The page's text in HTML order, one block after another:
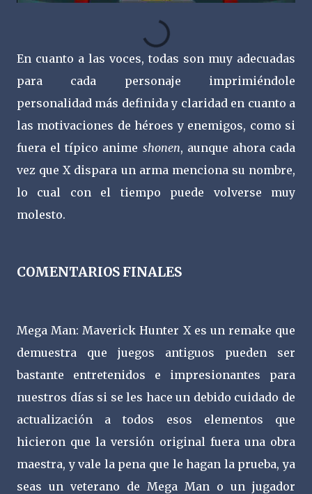
En cuanto a las voces, todas son muy adecuadas
para cada personaje imprimiéndole
personalidad más definida y claridad en cuanto a
las motivaciones de héroes y enemigos, como si
fuera el típico anime shonen, aunque ahora cada
vez que X dispara un arma menciona su nombre,
lo cual con el tiempo puede volverse muy
molesto.
COMENTARIOS FINALES
Mega Man: Maverick Hunter X es un remake que
demuestra que juegos antiguos pueden ser
bastante entretenidos e impresionantes para
nuestros días si se les hace un debido cuidado de
actualización a todos esos elementos que
hicieron que la versión original fuera una obra
maestra, y vale la pena que le hagan la prueba, ya
seas un veterano de Mega Man o un jugador